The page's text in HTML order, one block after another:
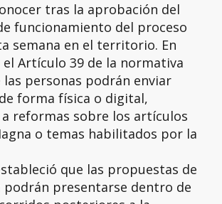
tras la aprobación del
funcionamiento del proceso
semana en el territorio. En
Artículo 39 de la normativa
personas podrán enviar
forma física o digital,
reformas sobre los artículos
o temas habilitados por la
que las propuestas de
podrán presentarse dentro de